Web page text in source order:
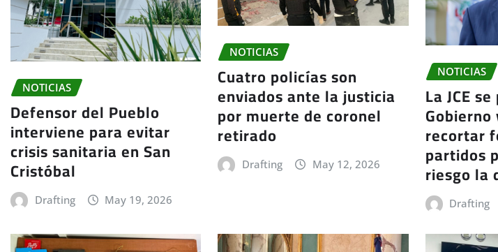
NOTICIAS
Defensor del Pueblo
interviene para evitar
crisis sanitaria en San
Cristóbal
Drafting May 19, 2026
NOTICIAS
Cuatro policías son
enviados ante la justicia
por muerte de coronel
retirado
Drafting May 12, 2026
NOTICIAS
La JCE
recortar
partidos
riesgo la
Drafting